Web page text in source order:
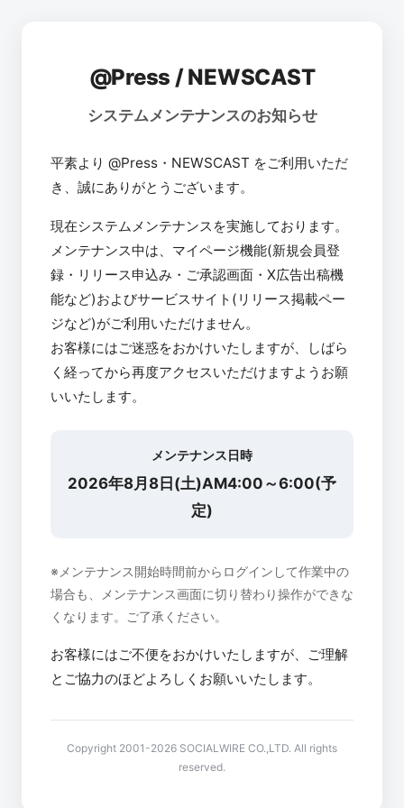
@Press / NEWSCAST
システムメンテナンスのお知らせ
平素より @Press・NEWSCAST をご利用いただ
き、誠にありがとうございます。
現在システムメンテナンスを実施しております。
メンテナンス中は、マイページ機能(新規会員登
録・リリース申込み・ご承認画面・X広告出稿機
能など)およびサービスサイト(リリース掲載ペー
ジなど)がご利用いただけません。
お客様にはご迷惑をおかけいたしますが、しばら
く経ってから再度アクセスいただけますようお願
いいたします。
メンテナンス日時
2026年8月8日(土)AM4:00～6:00(予
定)
※メンテナンス開始時間前からログインして作業中の
場合も、メンテナンス画面に切り替わり操作ができな
くなります。ご了承ください。
お客様にはご不便をおかけいたしますが、ご理解
とご協力のほどよろしくお願いいたします。
Copyright 2001-2026 SOCIALWIRE CO.,LTD. All rights
reserved.